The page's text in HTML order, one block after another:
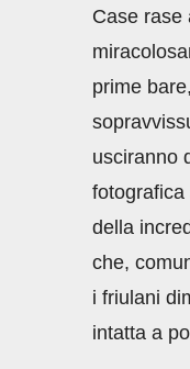
Case rase
prime
usciranno
della
che,
i friulani
intatta a